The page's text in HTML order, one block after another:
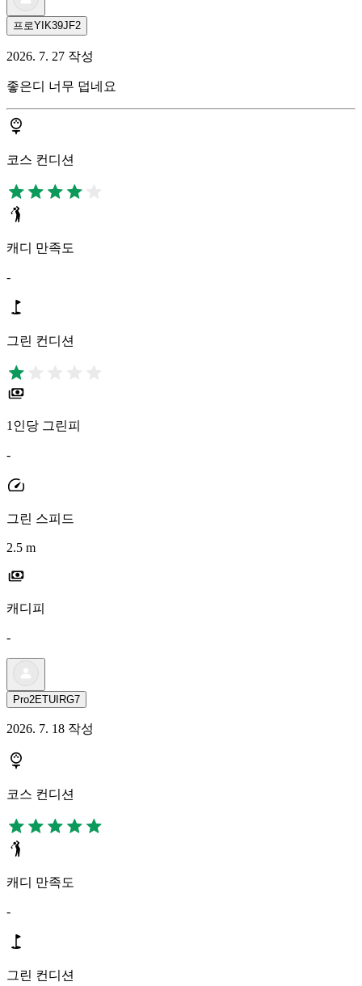
프로YIK39JF2
2026. 7. 27 작성
좋은디 너무 덥네요
코스 컨디션
캐디 만족도
-
그린 컨디션
1인당 그린피
-
그린 스피드
2.5 m
캐디피
-
Pro2ETUIRG7
2026. 7. 18 작성
코스 컨디션
캐디 만족도
-
그린 컨디션